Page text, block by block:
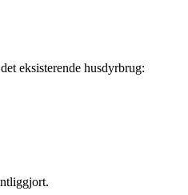
eksisterende husdyrbrug: